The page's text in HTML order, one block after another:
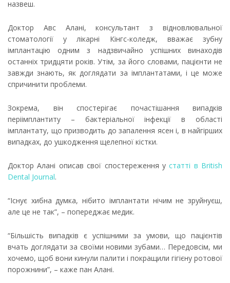
назвеш.
Доктор Авс Алані, консультант з відновлювальної
стоматології у лікарні Кінгс-коледж, вважає зубну
імплантацію одним з надзвичайно успішних винаходів
останніх тридцяти років. Утім, за його словами, пацієнти не
завжди знають, як доглядати за імплантатами, і це може
спричинити проблеми.
Зокрема, він спостерігає почастішання випадків
періімплантиту – бактеріальної інфекції в області
імплантату, що призводить до запалення ясен і, в найгірших
випадках, до ушкодження щелепної кістки.
Доктор Алані описав свої спостереження устатті в British
Dental Journal.
“Існує хибна думка, нібито імплантати нічим не зруйнуєш,
але це не так”, – попереджає медик.
“Більшість випадків є успішними за умови, що пацієнтів
вчать доглядати за своїми новими зубами… Передовсім, ми
хочемо, щоб вони кинули палити і покращили гігієну ротової
порожнини”, – каже пан Алані.